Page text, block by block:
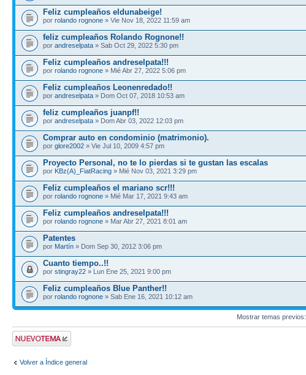
Feliz cumpleaños eldunabeige!
por rolando rognone » Vie Nov 18, 2022 11:59 am
feliz cumpleaños Rolando Rognone!!
por andreselpata » Sab Oct 29, 2022 5:30 pm
Feliz cumpleaños andreselpata!!!
por rolando rognone » Mié Abr 27, 2022 5:06 pm
Feliz cumpleaños Leonenredado!!
por andreselpata » Dom Oct 07, 2018 10:53 am
feliz cumpleaños juanpf!!
por andreselpata » Dom Abr 03, 2022 12:03 pm
Comprar auto en condominio (matrimonio).
por glore2002 » Vie Jul 10, 2009 4:57 pm
Proyecto Personal, no te lo pierdas si te gustan las escalas
por KBz(A)_FiatRacing » Mié Nov 03, 2021 3:29 pm
Feliz cumpleaños el mariano scr!!!
por rolando rognone » Mié Mar 17, 2021 9:43 am
Feliz cumpleaños andreselpata!!!
por rolando rognone » Mar Abr 27, 2021 8:01 am
Patentes
por Martín » Dom Sep 30, 2012 3:06 pm
Cuanto tiempo..!!
por stingray22 » Lun Ene 25, 2021 9:00 pm
Feliz cumpleaños Blue Panther!!
por rolando rognone » Sab Ene 16, 2021 10:12 am
Mostrar temas previos:
Publicar un nuevo
tema
Volver a Índice general